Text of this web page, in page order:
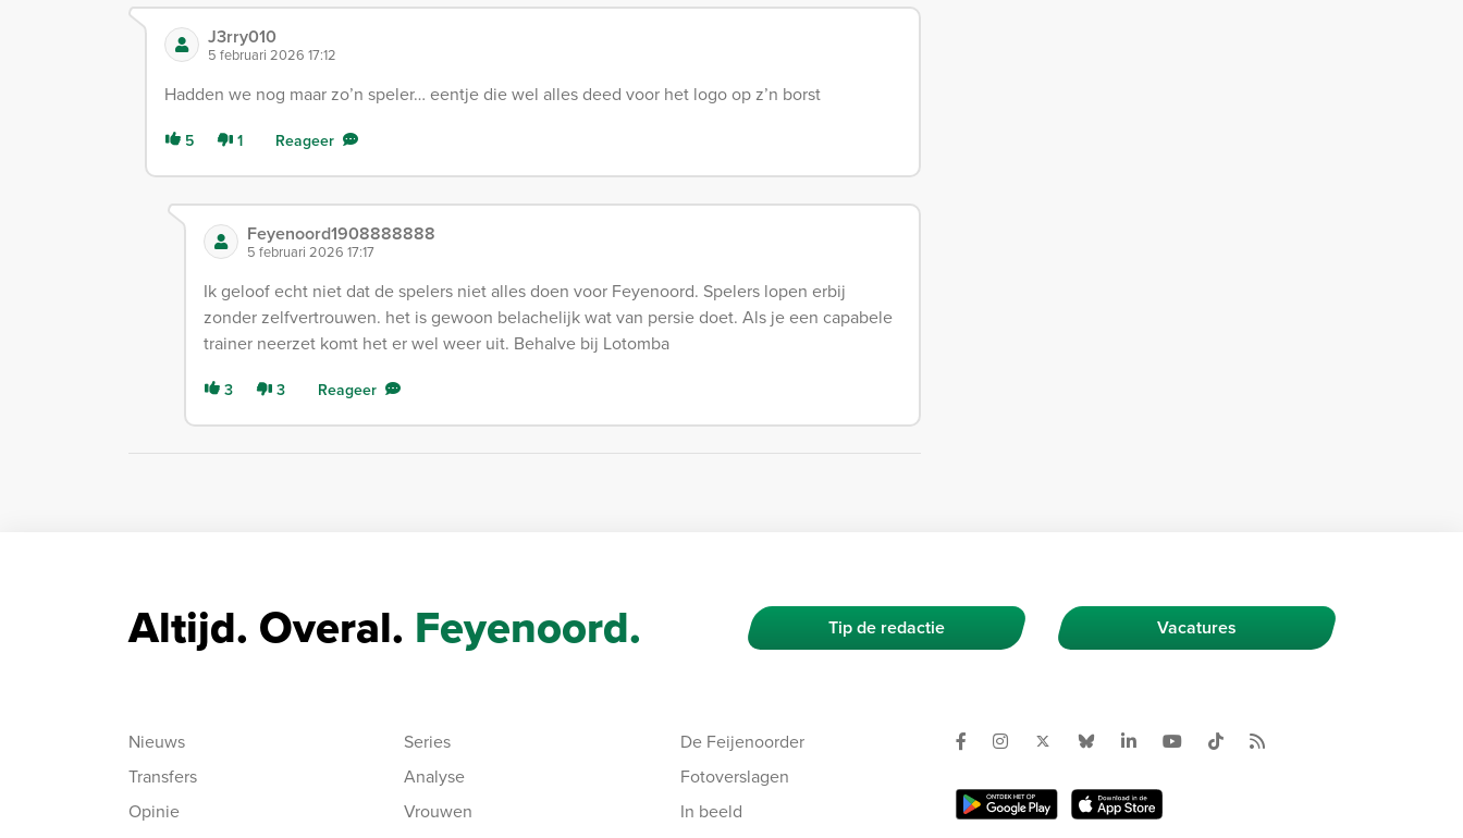
J3rry010
5 februari 2026 17:12
Hadden we nog maar zo’n speler… eentje die wel alles deed voor het logo op z’n borst
5 1 Reageer
Feyenoord1908888888
5 februari 2026 17:17
Ik geloof echt niet dat de spelers niet alles doen voor Feyenoord. Spelers lopen erbij
zonder zelfvertrouwen. het is gewoon belachelijk wat van persie doet. Als je een capabele
trainer neerzet komt het er wel weer uit. Behalve bij Lotomba
3 3 Reageer
Altijd. Overal. Feyenoord. Tip de redactie Vacatures
Nieuws
Transfers
Opinie
Series
Analyse
Vrouwen
De Feijenoorder
Fotoverslagen
In beeld